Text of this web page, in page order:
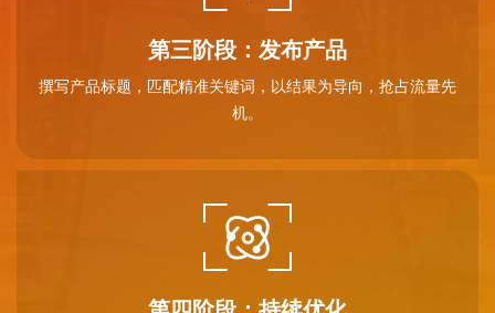
第三阶段：发布产品
撰写产品标题，匹配精准关键词，以结果为导向，抢占流量先
机。